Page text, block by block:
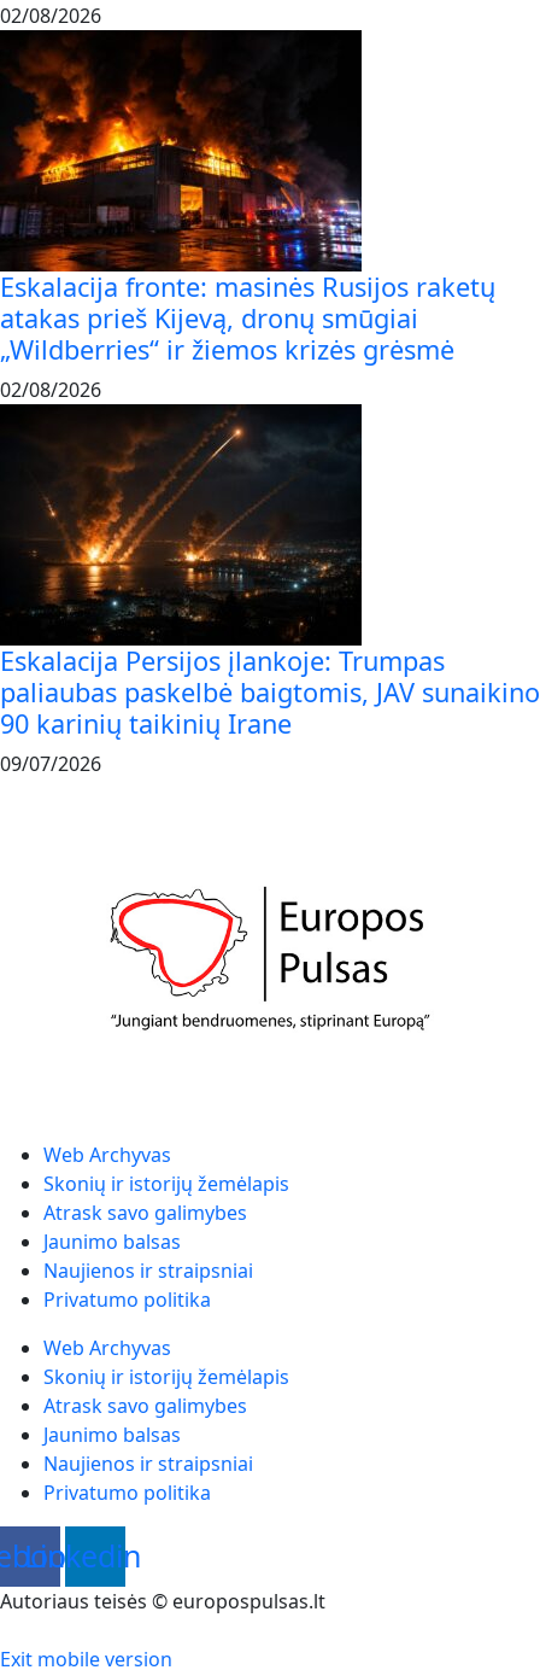
02/08/2026
Eskalacija fronte: masinės Rusijos raketų
atakas prieš Kijevą, dronų smūgiai
„Wildberries“ ir žiemos krizės grėsmė
02/08/2026
Eskalacija Persijos įlankoje: Trumpas
paliaubas paskelbė baigtomis, JAV sunaikino
90 karinių taikinių Irane
09/07/2026
Web Archyvas
Skonių ir istorijų žemėlapis
Atrask savo galimybes
Jaunimo balsas
Naujienos ir straipsniai
Privatumo politika
Web Archyvas
Skonių ir istorijų žemėlapis
Atrask savo galimybes
Jaunimo balsas
Naujienos ir straipsniai
Privatumo politika
Linkedin
Autoriaus teisės © europospulsas.lt
Exit mobile version